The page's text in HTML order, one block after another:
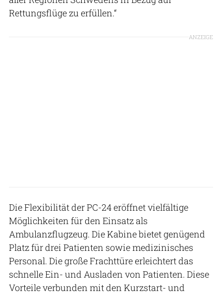
Rettungsflüge zu erfüllen.“
ANZEIGE
Die Flexibilität der PC-24 eröffnet vielfältige
Möglichkeiten für den Einsatz als
Ambulanzflugzeug. Die Kabine bietet genügend
Platz für drei Patienten sowie medizinisches
Personal. Die große Frachttüre erleichtert das
schnelle Ein- und Ausladen von Patienten. Diese
Vorteile verbunden mit den Kurzstart- und